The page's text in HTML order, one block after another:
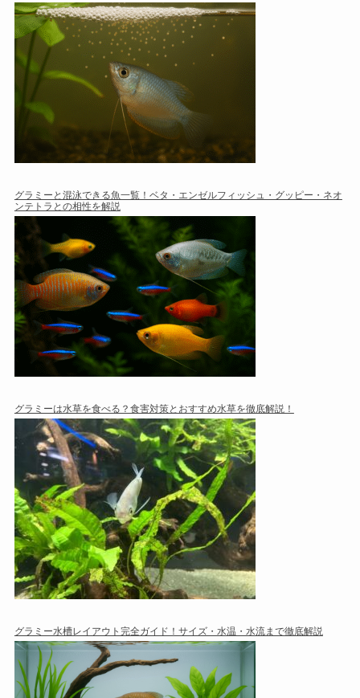
グラミーと混泳できる魚一覧！ベタ・エンゼルフィッシュ・グッピー・ネオ
ンテトラとの相性を解説
グラミーは水草を食べる？食害対策とおすすめ水草を徹底解説！
グラミー水槽レイアウト完全ガイド！サイズ・水温・水流まで徹底解説